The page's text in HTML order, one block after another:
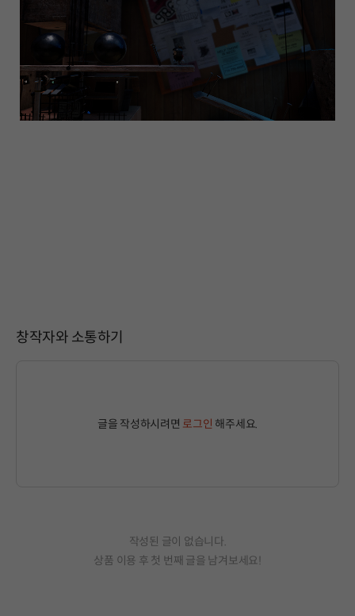
창작자와 소통하기
글을 작성하시려면 로그인 해주세요.
작성된 글이 없습니다.
상품 이용 후 첫 번째 글을 남겨보세요!